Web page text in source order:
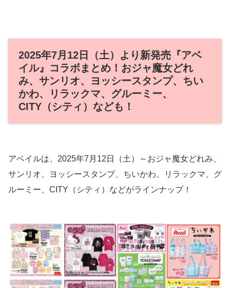
2025年7月12日（土）より新発売『アベ
イル』コラボまとめ！おジャ魔女どれ
み、サンリオ、ヨッシースタンプ、ちい
かわ、リラックマ、グルーミー、
CITY（シティ）なども！
アベイルは、2025年7月12日（土）～おジャ魔女どれみ、
サンリオ、ヨッシースタンプ、ちいかわ、リラックマ、グ
ルーミー、CITY（シティ）などがラインナップ！